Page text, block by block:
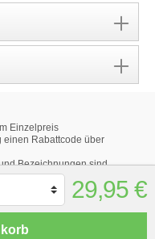
29,95 €
Einzelpreis
einen Rabattcode über
Bezeichnungen sind
auf unseren
unserer
der